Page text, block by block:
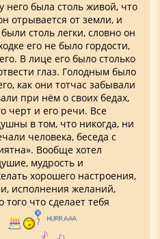
него была столь живой, что
отрывается от земли, и
столь легки, словно он
его не было гордости,
В лице его было столько
глаз. Голодным было
как они тотчас забывали
при нём о своих бедах,
черт и его речи. Все
в том, что никогда, ни
человека, беседа с
Вообще хотел
мудрость и
хорошего настроения,
исполнения желаний,
что сделает тебя